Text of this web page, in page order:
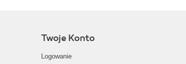
Twoje Konto
Logowanie